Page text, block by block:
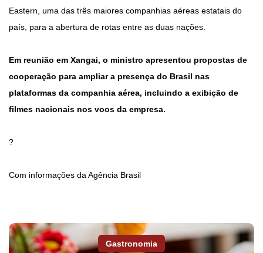
Eastern, uma das três maiores companhias aéreas estatais do
país, para a abertura de rotas entre as duas nações.
Em reunião em Xangai, o ministro apresentou propostas de
cooperação para ampliar a presença do Brasil nas
plataformas da companhia aérea, incluindo a exibição de
filmes nacionais nos voos da empresa.
?
Com informações da Agência Brasil
Gastronomia